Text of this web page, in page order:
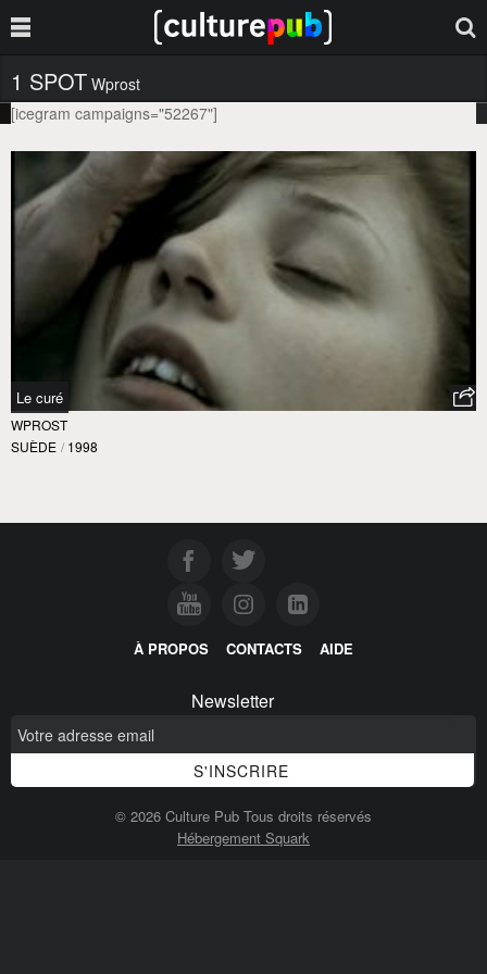
1 SPOT Wprost
[icegram campaigns="52267"]
Le curé
WPROST
SUÈDE / 1998
À PROPOS CONTACTS AIDE
Newsletter
© 2026 Culture Pub Tous droits réservés
Hébergement Squark